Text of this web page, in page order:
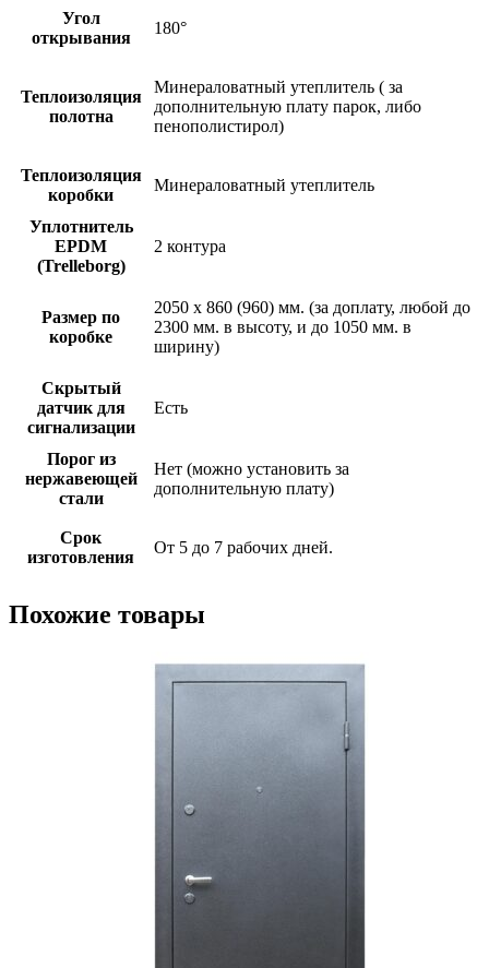
Угол
открывания
180°
Теплоизоляция
полотна
Минераловатный утеплитель ( за
дополнительную плату парок, либо
пенополистирол)
Теплоизоляция
коробки
Минераловатный утеплитель
Уплотнитель
EPDM
(Trelleborg)
2 контура
Размер по
коробке
2050 х 860 (960) мм. (за доплату, любой до
2300 мм. в высоту, и до 1050 мм. в
ширину)
Скрытый
датчик для
сигнализации
Есть
Порог из
нержавеющей
стали
Нет (можно установить за
дополнительную плату)
Срок
изготовления
От 5 до 7 рабочих дней.
Похожие товары